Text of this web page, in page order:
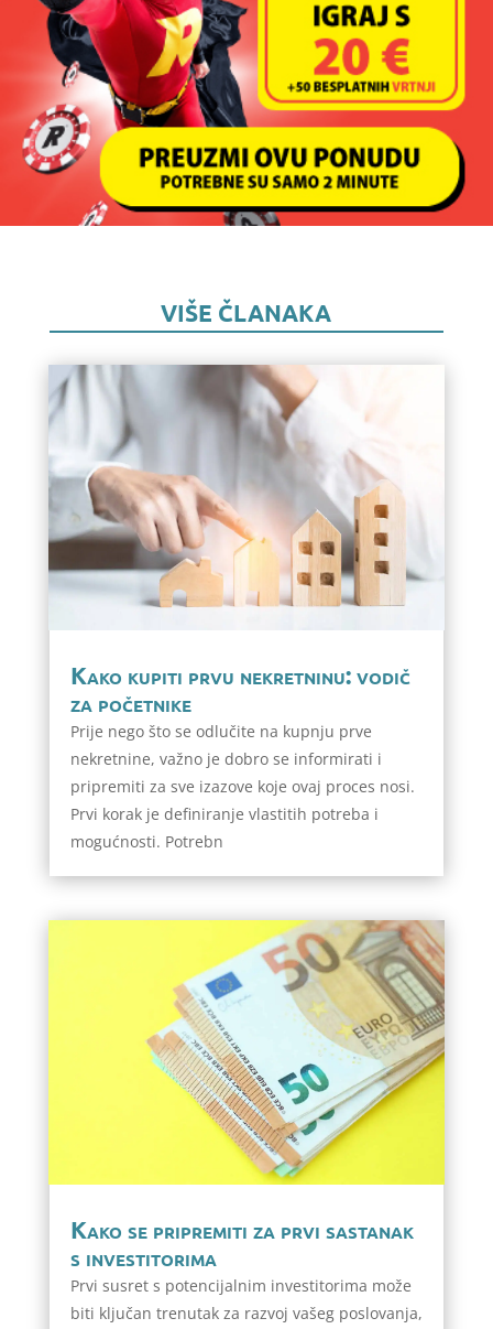
VIŠE ČLANAKA
Kako kupiti prvu nekretninu: vodič
za početnike
Prije nego što se odlučite na kupnju prve
nekretnine, važno je dobro se informirati i
pripremiti za sve izazove koje ovaj proces nosi.
Prvi korak je definiranje vlastitih potreba i
mogućnosti. Potrebn
Kako se pripremiti za prvi sastanak
s investitorima
Prvi susret s potencijalnim investitorima može
biti ključan trenutak za razvoj vašeg poslovanja,